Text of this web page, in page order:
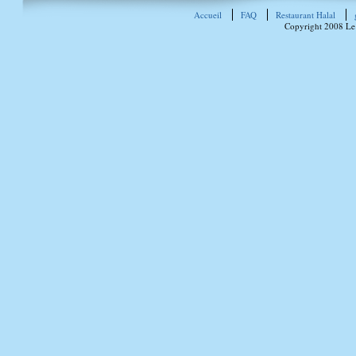
Accueil FAQ Restaurant Halal
Copyright 2008